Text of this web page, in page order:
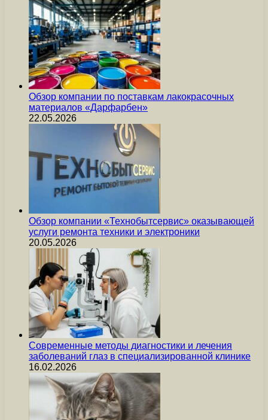
Обзор компании по поставкам лакокрасочных
материалов «Дарфарбен»
22.05.2026
Обзор компании «Технобытсервис» оказывающей
услуги ремонта техники и электроники
20.05.2026
Современные методы диагностики и лечения
заболеваний глаз в специализированной клинике
16.02.2026